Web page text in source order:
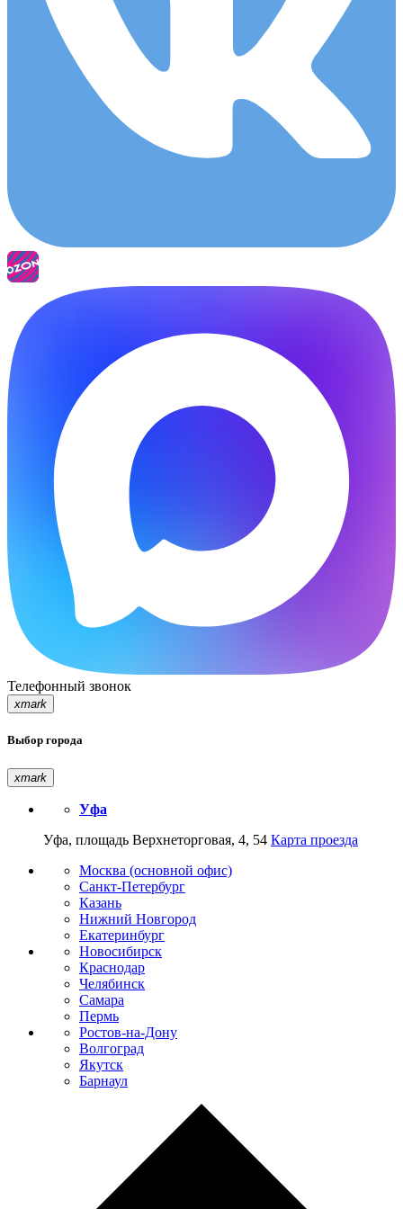
Телефонный звонок
xmark
Выбор города
xmark
Уфа
Уфа, площадь Верхнеторговая, 4, 54 Карта проезда
Москва (основной офис)
Санкт-Петербург
Казань
Нижний Новгород
Екатеринбург
Новосибирск
Краснодар
Челябинск
Самара
Пермь
Ростов-на-Дону
Волгоград
Якутск
Барнаул